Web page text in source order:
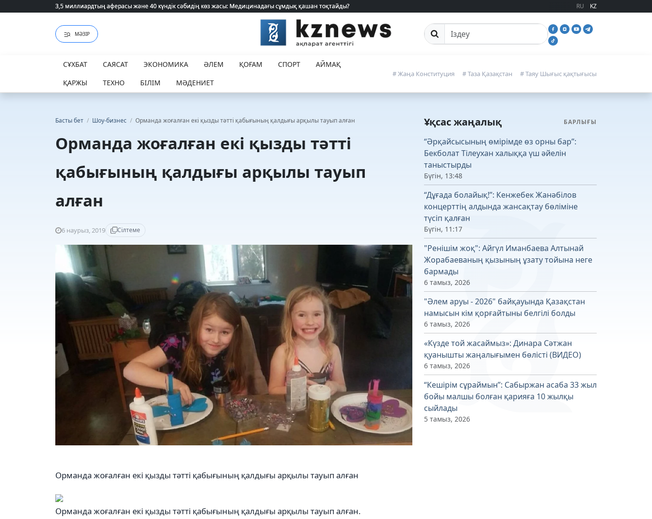
3,5 миллиардтың аферасы және 40 күндік сәбидің көз жасы: Медицинадағы сұмдық қашан тоқтайды?
3,5 миллиардтың аферасы және 40 күндік сәбидің көз жасы: Медицинадағы сұмдық қашан тоқтайды? RU KZ
МӘЗІР Сайттан іздеу
СҰХБАТ САЯСАТ ЭКОНОМИКА ӘЛЕМ ҚОҒАМ СПОРТ
АЙМАҚ
ҚАРЖЫ
ТЕХНО БІЛІМ МӘДЕНИЕТ
# Жаңа Конституция # Таза Қазақстан # Таяу Шығыс қақтығысы
Басты бет / Шоу-бизнес / Орманда жоғалған екі қызды тәтті қабығының қалдығы арқылы тауып алған
Орманда жоғалған екі қызды тәтті
қабығының қалдығы арқылы тауып
алған
6 наурыз, 2019 Сілтеме
Орманда жоғалған екі қызды тәтті қабығының қалдығы арқылы тауып алған
Орманда жоғалған екі қызды тәтті қабығының қалдығы арқылы тауып алған.
Ұқсас жаңалық БАРЛЫҒЫ
“Әрқайсысының өмірімде өз орны бар”:
Бекболат Тілеухан халыққа үш әйелін
таныстырды
Бүгін, 13:48
“Дұғада болайық!”: Кенжебек Жанәбілов
концерттің алдында жансақтау бөліміне
түсіп қалған
Бүгін, 11:17
"Ренішім жоқ": Айгүл Иманбаева Алтынай
Жорабаеваның қызының ұзату тойына неге
бармады
6 тамыз, 2026
"Әлем аруы - 2026" байқауында Қазақстан
намысын кім қорғайтыны белгілі болды
6 тамыз, 2026
«Күзде той жасаймыз»: Динара Сәтжан
қуанышты жаңалығымен бөлісті (ВИДЕО)
6 тамыз, 2026
“Кешірім сұраймын”: Сабыржан асаба 33 жыл
бойы малшы болған қарияға 10 жылқы
сыйлады
5 тамыз, 2026